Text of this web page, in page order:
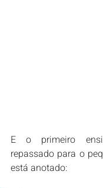
E o primeiro
repassado para o
está anotado: